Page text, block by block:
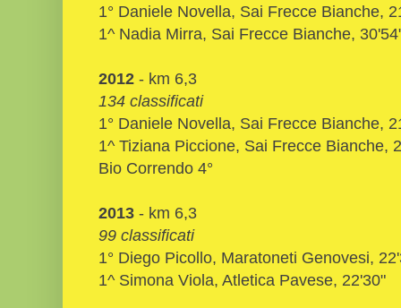
1° Daniele Novella, Sai Frecce Bianche,
1^ Nadia Mirra, Sai Frecce Bianche,
2012 - km 6,3
134 classificati
1° Daniele Novella, Sai Frecce Bianche,
1^ Tiziana Piccione, Sai Frecce Bianche,
Bio Correndo 4°
2013 - km 6,3
99 classificati
1° Diego Picollo, Maratoneti Genovesi,
1^ Simona Viola, Atletica Pavese, 22'30"